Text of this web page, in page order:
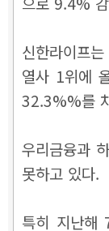
신한라이프
열사 1위에
32.3%%를
우리금융과
못하고 있다.
특히 지난해